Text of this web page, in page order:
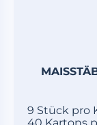
9 Stück pro